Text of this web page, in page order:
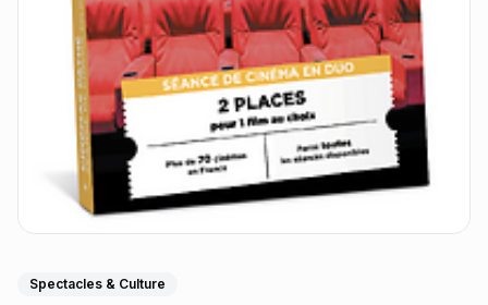
Spectacles & Culture